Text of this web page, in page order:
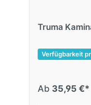
Truma
Verfügbarkeit
Ab 35,95 €*